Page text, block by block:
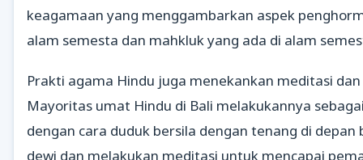
keagamaan yang menggambarkan aspek
alam semesta dan mahkluk yang ada di alam
Prakti agama Hindu juga menekankan meditasi
Mayoritas umat Hindu di Bali melakukannya
dengan cara duduk bersila dengan tenang di depan
dewi dan melakukan meditasi untuk mencapai